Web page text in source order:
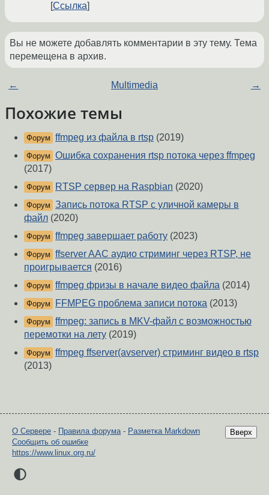
Ссылка
Вы не можете добавлять комментарии в эту тему. Тема
перемещена в архив.
← Multimedia →
Похожие темы
Форум ffmpeg из файла в rtsp (2019)
Форум Ошибка сохранения rtsp потока через ffmpeg
(2017)
Форум RTSP сервер на Raspbian (2020)
Форум Запись потока RTSP с уличной камеры в
файл (2020)
Форум ffmpeg завершает работу (2023)
Форум ffserver AAC аудио стриминг через RTSP, не
проигрывается (2016)
Форум ffmpeg фризы в начале видео файла (2014)
Форум FFMPEG проблема записи потока (2013)
Форум ffmpeg: запись в MKV-файл с возможностью
перемотки на лету (2019)
Форум ffmpeg ffserver(avserver) стриминг видео в rtsp
(2013)
Вверх
О Сервере - Правила форума- Разметка Markdown
Сообщить об ошибке
https://www.linux.org.ru/